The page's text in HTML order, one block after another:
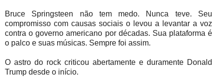
Bruce Springsteen não tem medo. Nunca teve. Seu
compromisso com causas sociais o levou a levantar a voz
contra o governo americano por décadas. Sua plataforma é
o palco e suas músicas. Sempre foi assim.
O astro do rock criticou abertamente e duramente Donald
Trump desde o início.